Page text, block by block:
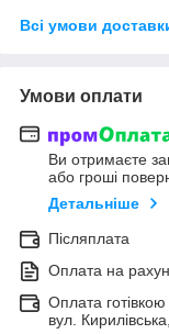
Всі умови
Умови оплати
Ви отримаєте
або гроші
Детальніше
Післяплата
Оплата на
Оплата
вул.